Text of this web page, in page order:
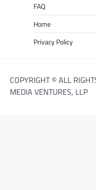
FAQ
Home
Privacy Policy
COPYRIGHT © ALL
MEDIA VENTURES, LLP